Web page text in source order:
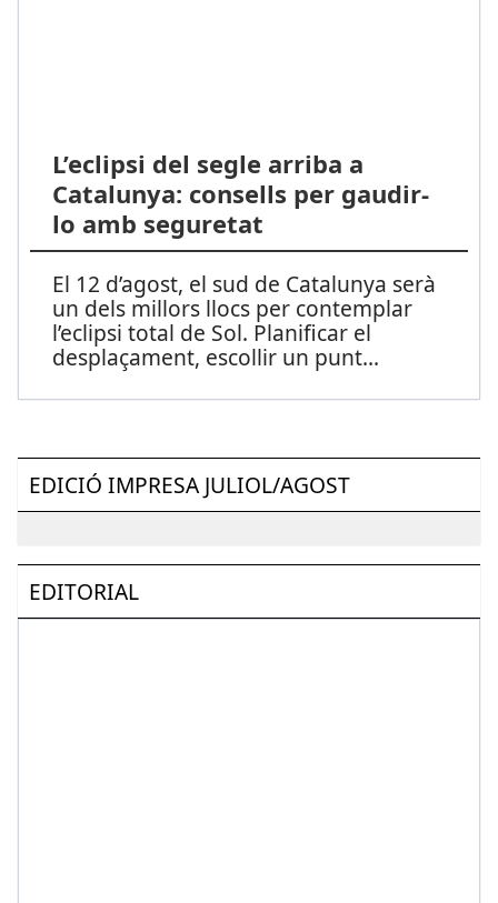
L’eclipsi del segle arriba a
Catalunya: consells per gaudir-
lo amb seguretat
El 12 d’agost, el sud de Catalunya serà
un dels millors llocs per contemplar
l’eclipsi total de Sol. Planificar el
desplaçament, escollir un punt...
EDICIÓ IMPRESA JULIOL/AGOST
EDITORIAL